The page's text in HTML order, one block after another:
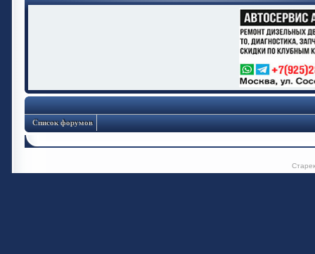
Список форумов